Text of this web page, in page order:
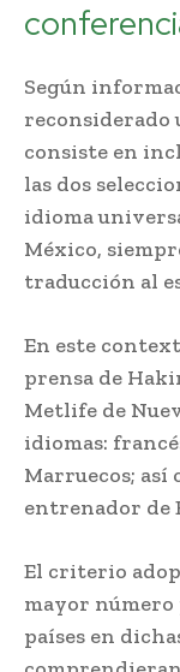
Según
reconsiderado
consiste en
las dos
idioma
México,
traducción al
En este
prensa de
Metlife de
idiomas:
Marruecos;
entrenador de
El criterio
mayor número
países en